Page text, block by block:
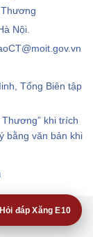
Nội.
Tổng Biên tập
khi trích
bằng văn bản khi
Hỏi đáp Xăng E10